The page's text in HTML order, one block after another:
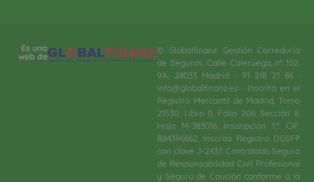
Es una
web de
© Globalfinanz Gestión Correduría
de Seguros. Calle Caleruega, nº 102,
9A, 28033 Madrid · 91 218 21 86 ·
info@globalfinanz.es · Inscrita en el
Registro Mercantil de Madrid, Tomo
21530, Libro 0, Folio 206, Sección 8,
Hoja M-383016. Inscripción 1.ª. CIF.
B84396662. Inscrita Registro DGSFP
con clave J-2437. Contratado Seguro
de Responsabilidad Civil Profesional
y Seguro de Caución conforme a la